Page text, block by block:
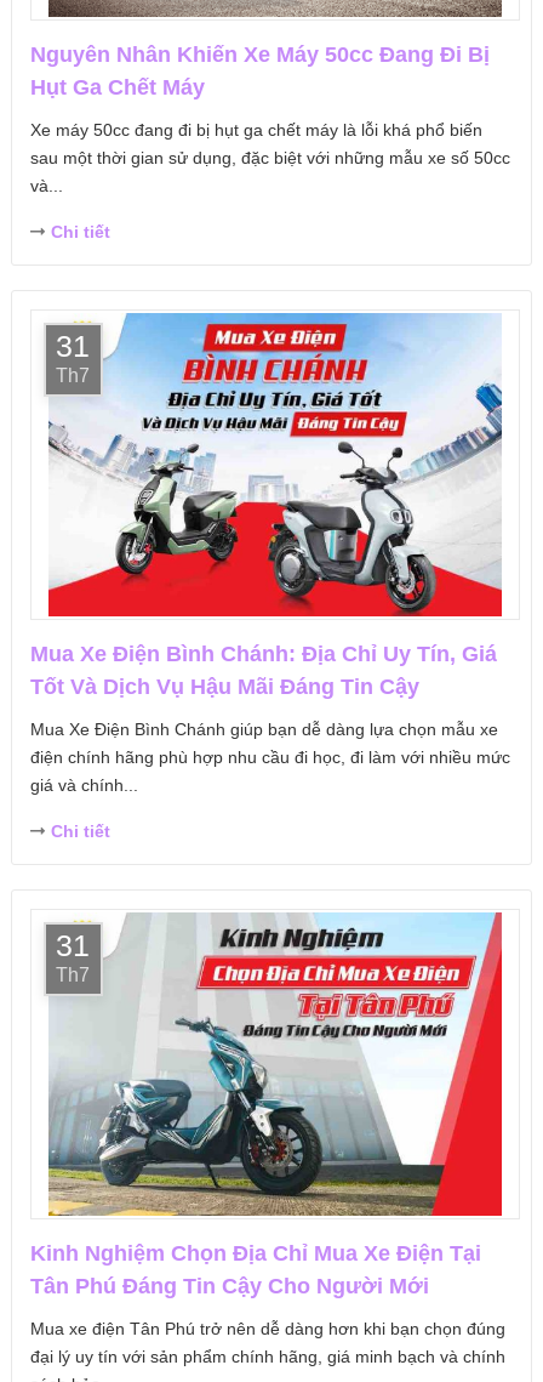
Nguyên Nhân Khiến Xe Máy 50cc Đang Đi Bị
Hụt Ga Chết Máy
Xe máy 50cc đang đi bị hụt ga chết máy là lỗi khá phổ biến
sau một thời gian sử dụng, đặc biệt với những mẫu xe số 50cc
và...
Chi tiết
31
Th7
Mua Xe Điện Bình Chánh: Địa Chỉ Uy Tín, Giá
Tốt Và Dịch Vụ Hậu Mãi Đáng Tin Cậy
Mua Xe Điện Bình Chánh giúp bạn dễ dàng lựa chọn mẫu xe
điện chính hãng phù hợp nhu cầu đi học, đi làm với nhiều mức
giá và chính...
Chi tiết
31
Th7
Kinh Nghiệm Chọn Địa Chỉ Mua Xe Điện Tại
Tân Phú Đáng Tin Cậy Cho Người Mới
Mua xe điện Tân Phú trở nên dễ dàng hơn khi bạn chọn đúng
đại lý uy tín với sản phẩm chính hãng, giá minh bạch và chính